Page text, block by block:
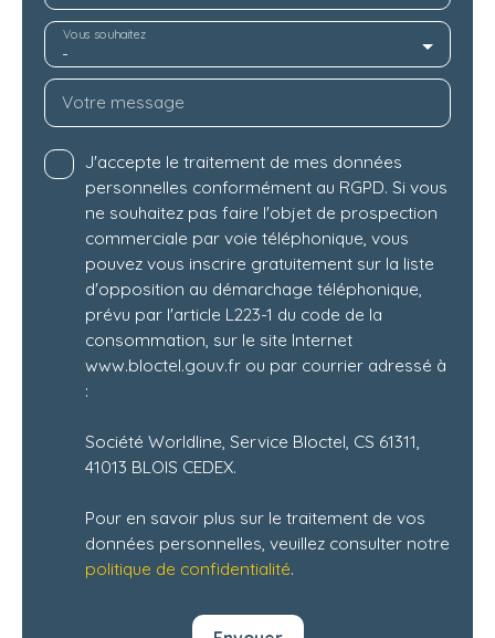
-
Vous souhaitez
Votre message
J'accepte le traitement de mes données
personnelles conformément au RGPD. Si vous
ne souhaitez pas faire l'objet de prospection
commerciale par voie téléphonique, vous
pouvez vous inscrire gratuitement sur la liste
d'opposition au démarchage téléphonique,
prévu par l'article L223-1 du code de la
consommation, sur le site Internet
www.bloctel.gouv.fr ou par courrier adressé à
:
Société Worldline, Service Bloctel, CS 61311,
41013 BLOIS CEDEX.
Pour en savoir plus sur le traitement de vos
données personnelles, veuillez consulter notre
politique de confidentialité.